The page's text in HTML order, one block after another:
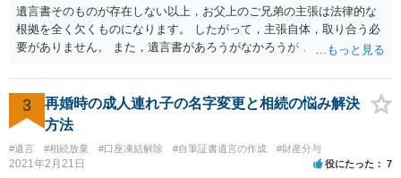
遺言書そのものが存在しない以上，お父上のご兄弟の主張は法律的な
根拠を全く欠くものになります。 したがって，主張自体，取り合う必
要がありません。 また，遺言書があろうがなかろうが，お父上のご兄
ご回答にもありますが， 代理人弁護士をたてて，その弁護士から相手
方に対して， ・相続に関する主張は法的根拠がなく，一切応じないこ
と ・今後一切の連絡をしてこないでほしいこと ・連絡を継続してくる
ようであれば警察への通報や法的措置も辞さないこと などを記載した
書面を発送してもらうことがよろしいように思います。
3
再婚時の成人連れ子の名字変更と相続の悩み解決
方法
#遺言 #相続放棄 #口座凍結解除 #自筆証書遺言の作成 #財産分与
2021年2月21日 役にたった 7